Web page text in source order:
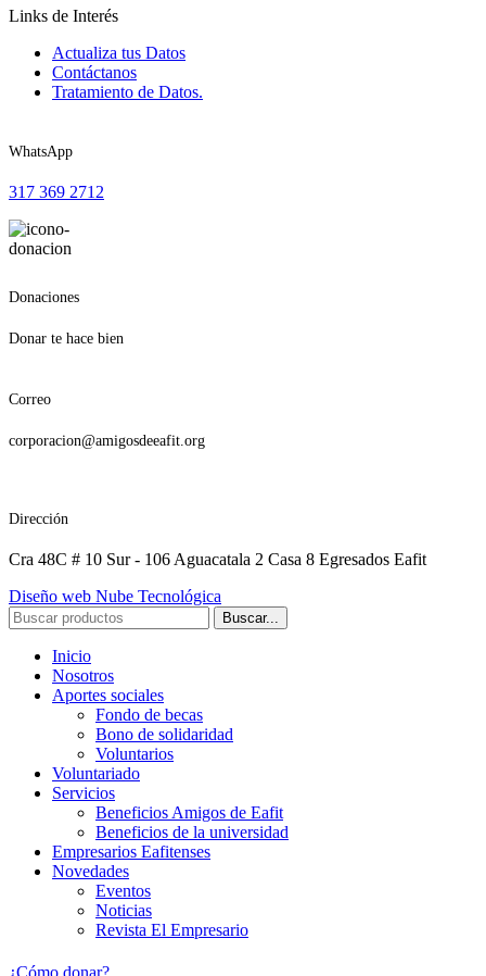
Links de Interés
Actualiza tus Datos
Contáctanos
Tratamiento de Datos.
WhatsApp
317 369 2712
Donaciones
Donar te hace bien
Correo
corporacion@amigosdeeafit.org
Dirección
Cra 48C # 10 Sur - 106 Aguacatala 2 Casa 8 Egresados Eafit
Diseño web Nube Tecnológica
Buscar...
Inicio
Nosotros
Aportes sociales
Fondo de becas
Bono de solidaridad
Voluntarios
Voluntariado
Servicios
Beneficios Amigos de Eafit
Beneficios de la universidad
Empresarios Eafitenses
Novedades
Eventos
Noticias
Revista El Empresario